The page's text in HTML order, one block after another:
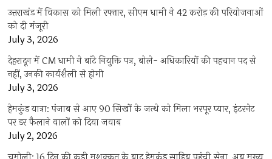
उत्तराखंड में विकास को मिली रफ्तार, सीएम धामी ने 42 करोड़ की परियोजनाओं
को दी मंजूरी
July 3, 2026
देहरादून में CM धामी ने बांटे नियुक्ति पत्र, बोले- अधिकारियों की पहचान पद से
नहीं, उनकी कार्यशैली से होगी
July 3, 2026
हेमकुंड यात्रा: पंजाब से आए 90 सिखों के जत्थे को मिला भरपूर प्यार, इंटरनेट
पर डर फैलाने वालों को दिया जवाब
July 2, 2026